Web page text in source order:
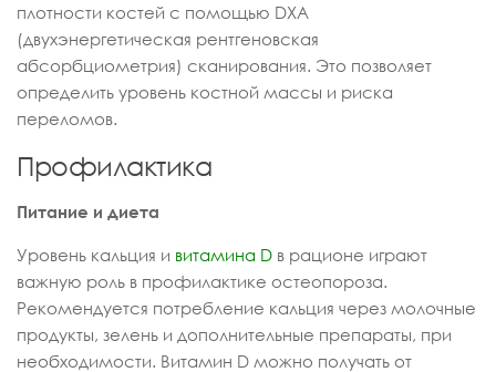
плотности костей с помощью DXA
(двухэнергетическая рентгеновская
абсорбциометрия) сканирования. Это позволяет
определить уровень костной массы и риска
переломов.
Профилактика
Питание и диета
Уровень кальция и витамина D в рационе играют
важную роль в профилактике остеопороза.
Рекомендуется потребление кальция через молочные
продукты, зелень и дополнительные препараты, при
необходимости. Витамин D можно получать от